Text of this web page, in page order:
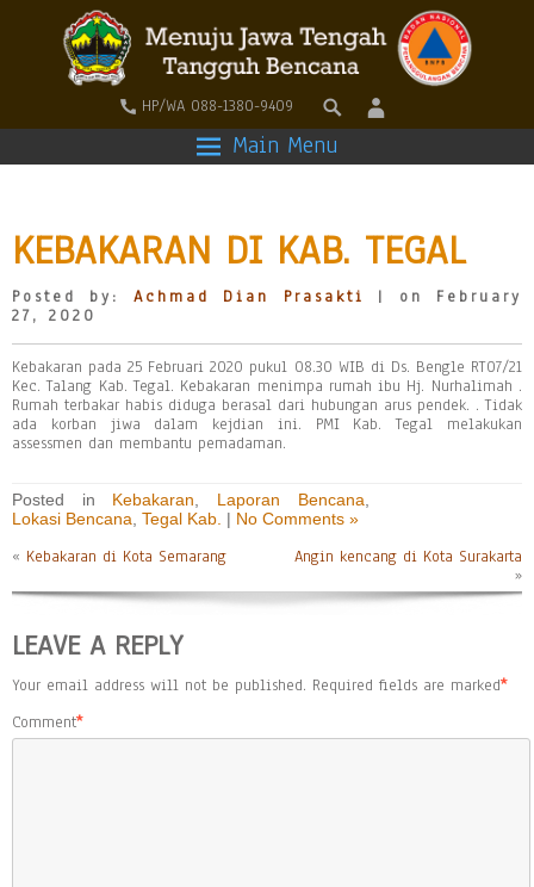
HP/WA 088-1380-9409
Main Menu
KEBAKARAN DI KAB. TEGAL
Posted by: Achmad Dian Prasakti
| on February
27, 2020
Kebakaran pada 25 Februari 2020 pukul 08.30 WIB di Ds. Bengle RT07/21
Kec. Talang Kab. Tegal. Kebakaran menimpa rumah ibu Hj. Nurhalimah .
Rumah terbakar habis diduga berasal dari hubungan arus pendek. . Tidak
ada korban jiwa dalam kejdian ini. PMI Kab. Tegal melakukan
assessmen dan membantu pemadaman.
Posted in Kebakaran Laporan Bencana
Lokasi Bencana Tegal Kab. | No Comments »
« Kebakaran di Kota Semarang
Angin kencang di Kota Surakarta
»
LEAVE A REPLY
Your email address will not be published. Required fields are marked*
Comment*